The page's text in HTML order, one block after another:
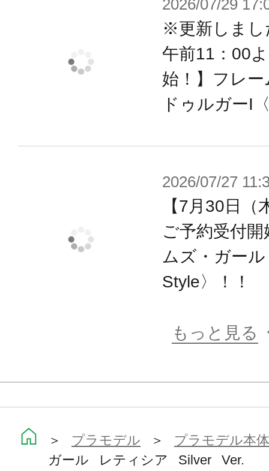
「サムズアップ手」「ピース手」「
「敬礼手」の多数の手首パーツが付
・首フリルは新規造形の「リボン付
「装甲なし」の3種類が付属。
・「素肌腕・脚」及び「マテリア腕
・足部も通常の素足とドール靴対応
・瞳などのデカールが付属。
・各部の3mm穴で既存M.S.Gシリー
ーズの武装の使用が可能。
【フレームアームズ・ガール（FAガ
フレームアームズ・ガールとは、コ
ットコンテンツ「フレームアームズ
フレームアームズの特徴である各部
製の手首により、膨大なM.S.Gウェ
2026/07/29
※更新しま
午前11：00
始！】フレ
ドゥルガーI
2026/07/27
【7月30日
ご予約受付
ムズ・ガー
Style〉！！
もっと見る
＞ プラモデル ＞ プラモデル本体
ガール レティシア Silver Ver.